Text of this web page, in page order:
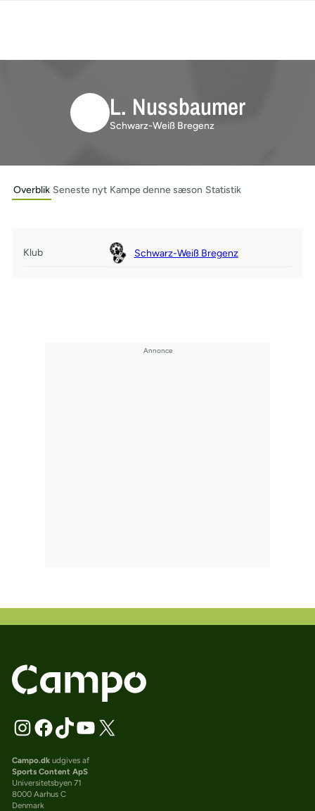
L. Nussbaumer
Schwarz-Weiß Bregenz
Overblik Seneste nyt Kampe denne sæson Statistik
Klub Schwarz-Weiß Bregenz
Campo.dkudgives af
Sports Content ApS
Universitetsbyen 71
8000 Aarhus C
Denmark